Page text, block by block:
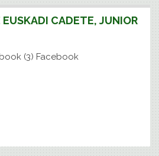
CADETE, JUNIOR
(3) Facebook